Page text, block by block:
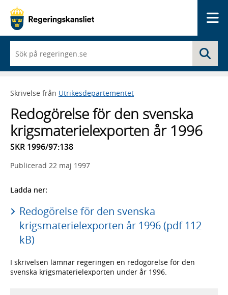
du
börjar
skriva
framträder
lista
med
sökförslag
Skrivelse från Utrikesdepartementet
Redogörelse för den svenska
krigsmaterielexporten år 1996
SKR 1996/97:138
Publicerad 22 maj 1997
Ladda ner:
Redogörelse för den svenska
krigsmaterielexporten år 1996 (pdf 112
kB)
I skrivelsen lämnar regeringen en redogörelse för den
svenska krigsmaterielexporten under år 1996.